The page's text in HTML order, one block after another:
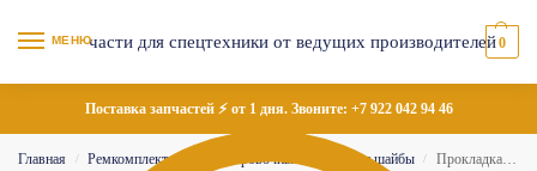
МЕНЮ 0
Поставка запчастей ⚡ от 1 дня. Звоните: +7 922 042 94 46
Главная / Ремкомплекты Регулировочные пластины и шайбы / Прокладка 12166816